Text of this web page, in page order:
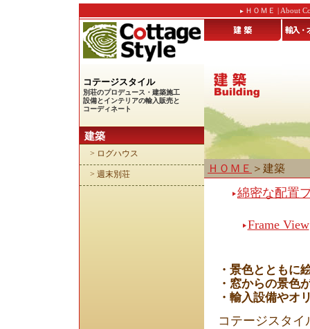
ＨＯＭＥ | About
ＨＯＭＥ ＞建築
綿密な配置
Frame View
・景色とともに
・窓からの景色
・輸入設備やオ
コテージスタ
コテージスタイル
別荘のプロデュース・建築施工
設備とインテリアの輸入販売と
コーディネート
建築
> ログハウス
> 週末別荘